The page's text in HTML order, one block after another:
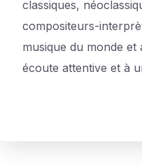
classiques,
compositeurs-
musique du monde
écoute attentive et à